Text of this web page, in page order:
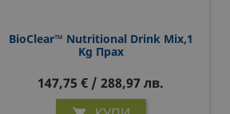
BioClear™ Nutritional Drink Mix,1
Kg Прах
147,75 € / 288,97 лв.